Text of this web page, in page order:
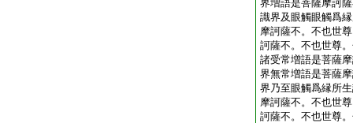
界増語是菩薩摩訶
識界及眼觸眼觸爲
摩訶薩不。不也世
訶薩不。不也世尊
諸受常増語是菩薩
界無常増語是菩薩
界乃至眼觸爲縁所
摩訶薩不。不也世
訶薩不。不也世尊